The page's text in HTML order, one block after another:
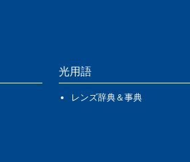
光用語
レンズ辞典＆事典